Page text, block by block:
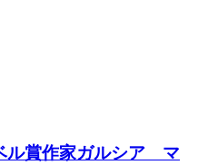
ル賞作家ガルシア゠マ